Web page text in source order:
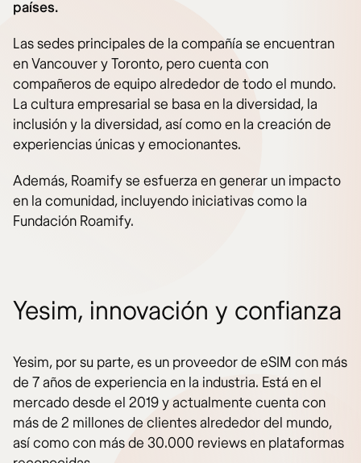
países.
Las sedes principales de la compañía se encuentran
en Vancouver y Toronto, pero cuenta con
compañeros de equipo alrededor de todo el mundo.
La cultura empresarial se basa en la diversidad, la
inclusión y la diversidad, así como en la creación de
experiencias únicas y emocionantes.
Además, Roamify se esfuerza en generar un impacto
en la comunidad, incluyendo iniciativas como la
Fundación Roamify.
Yesim, innovación y confianza
Yesim, por su parte, es un proveedor de eSIM con más
de 7 años de experiencia en la industria. Está en el
mercado desde el 2019 y actualmente cuenta con
más de 2 millones de clientes alrededor del mundo,
así como con más de 30.000 reviews en plataformas